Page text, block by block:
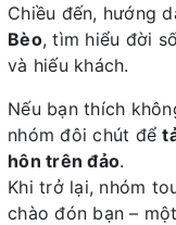
Chiều đến, hướng
Bèo, tìm hiểu đời
và hiếu khách.
Nếu bạn thích
nhóm đôi chút để
hôn trên đảo.
Khi trở lại, nhóm
chào đón bạn –